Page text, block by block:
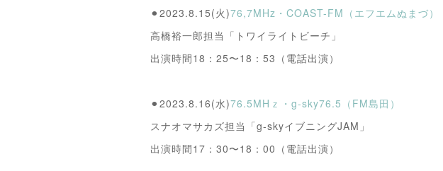
⚫︎2023.8.15(火)76,7MHz・COAST-FM（エフエムぬまづ）
高橋裕一郎担当「トワイライトビーチ」
出演時間18：25〜18：53（電話出演）
⚫︎2023.8.16(水)76.5MHｚ・g-sky76.5（FM島田）
スナオマサカズ担当「g-skyイブニングJAM」
出演時間17：30〜18：00（電話出演）